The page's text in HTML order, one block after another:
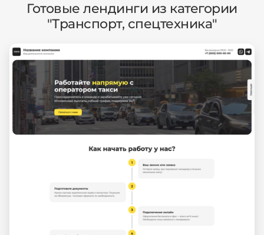
Готовые лендинги из категории
"Транспорт, спецтехника"